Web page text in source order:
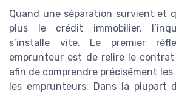
Quand une séparation survient et
plus le crédit immobilier,
s’installe vite. Le premier
emprunteur est de relire le
afin de comprendre précisément
les emprunteurs. Dans la plupart